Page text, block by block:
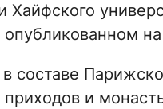
Хайфского
на
составе
и